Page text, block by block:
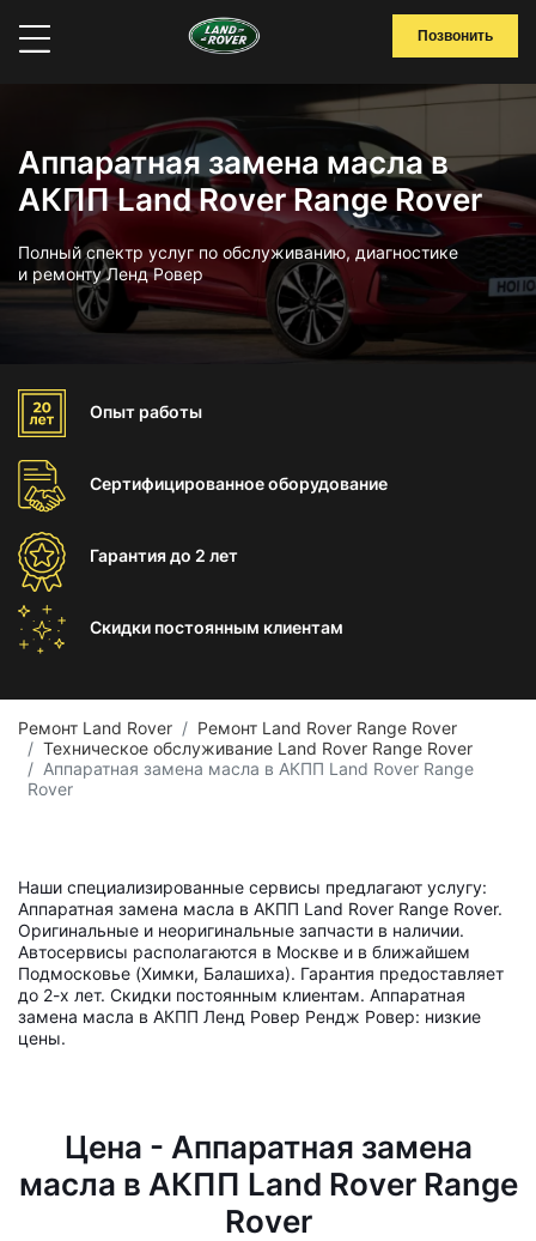
Позвонить
Аппаратная замена масла в
АКПП Land Rover Range Rover
Полный спектр услуг по обслуживанию, диагностике
и ремонту Ленд Ровер
Опыт работы
Сертифицированноеоборудование
Гарантиядо 2 лет
Скидки постоянным клиентам
Ремонт Land Rover
Ремонт Land Rover Range Rover
Техническое обслуживание Land Rover Range Rover
Аппаратная замена масла в АКПП Land Rover Range
Rover
Наши специализированные сервисы предлагают услугу:
Аппаратная замена масла в АКПП Land Rover Range Rover.
Оригинальные и неоригинальные запчасти в наличии.
Автосервисы располагаются в Москве и в ближайшем
Подмосковье (Химки, Балашиха). Гарантия предоставляет
до 2-х лет. Скидки постоянным клиентам. Аппаратная
замена масла в АКПП Ленд Ровер Рендж Ровер: низкие
цены.
Цена - Аппаратная замена
масла в АКПП Land Rover Range
Rover